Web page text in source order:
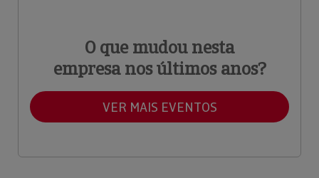
O que mudou nesta
empresa nos últimos anos?
VER MAIS EVENTOS